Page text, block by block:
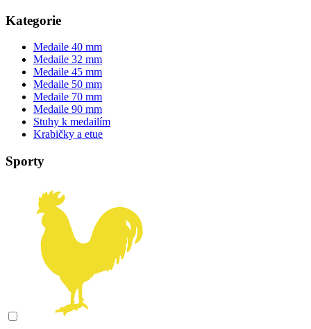
Kategorie
Medaile 40 mm
Medaile 32 mm
Medaile 45 mm
Medaile 50 mm
Medaile 70 mm
Medaile 90 mm
Stuhy k medailím
Krabičky a etue
Sporty